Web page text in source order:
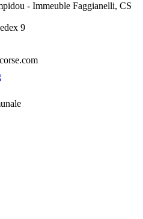
- Immeuble Faggianelli, CS
9